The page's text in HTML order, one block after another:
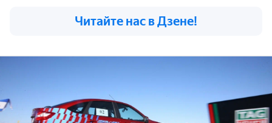
Читайте нас в Дзене!